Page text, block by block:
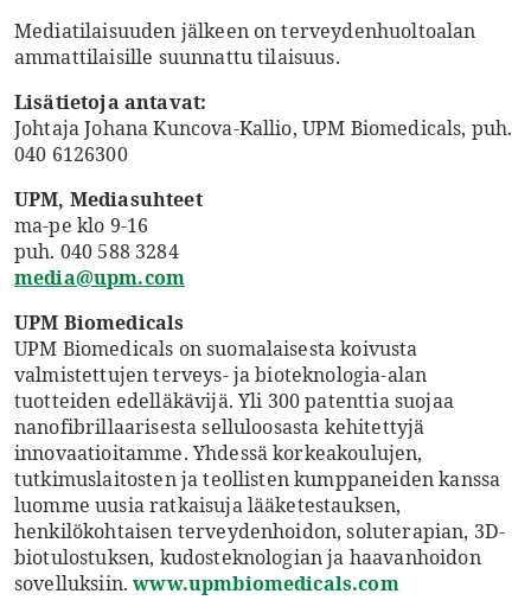
Mediatilaisuuden jälkeen on terveydenhuoltoalan
ammattilaisille suunnattu tilaisuus.
Lisätietoja antavat:
Johtaja Johana Kuncova-Kallio, UPM Biomedicals, puh.
040 6126300
UPM, Mediasuhteet
ma-pe klo 9-16
puh. 040 588 3284
media@upm.com
UPM Biomedicals
UPM Biomedicals on suomalaisesta koivusta
valmistettujen terveys- ja bioteknologia-alan
tuotteiden edelläkävijä. Yli 300 patenttia suojaa
nanofibrillaarisesta selluloosasta kehitettyjä
innovaatioitamme. Yhdessä korkeakoulujen,
tutkimuslaitosten ja teollisten kumppaneiden kanssa
luomme uusia ratkaisuja lääketestauksen,
henkilökohtaisen terveydenhoidon, soluterapian, 3D-
biotulostuksen, kudosteknologian ja haavanhoidon
sovelluksiin.www.upmbiomedicals.com